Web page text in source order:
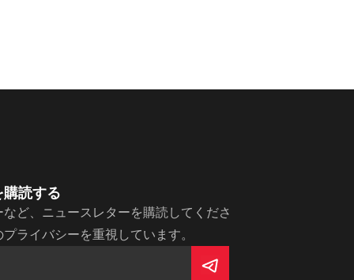
読する
ど、ニュースレターを購読してくださ
ライバシーを重視しています。